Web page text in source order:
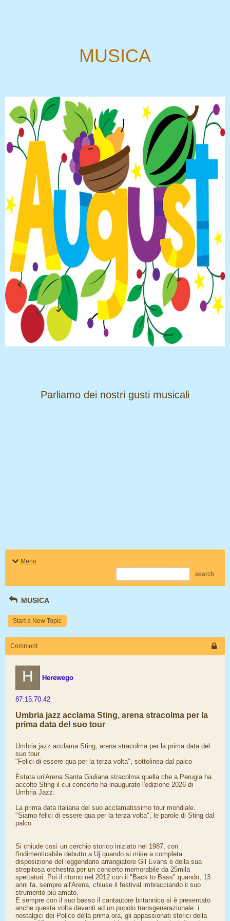
MUSICA
​​​​​​​Parliamo dei nostri gusti musicali
Menu
search
MUSICA
Start a New Topic
Comment
H Herewego
87.15.70.42
Umbria jazz acclama Sting, arena stracolma per la
prima data del suo tour
Umbria jazz acclama Sting, arena stracolma per la prima data del
suo tour
"Felici di essere qua per la terza volta", sottolinea dal palco
Èstata un'Arena Santa Giuliana stracolma quella che a Perugia ha
accolto Sting il cui concerto ha inaugurato l'edizione 2026 di
Umbria Jazz.
La prima data italiana del suo acclamatissimo tour mondiale.
"Siamo felici di essere qua per la terza volta", le parole di Sting dal
palco.
Si chiude così un cerchio storico iniziato nel 1987, con
l'indimenticabile debutto a Uj quando si mise a completa
disposizione del leggendario arrangiatore Gil Evans e della sua
strepitosa orchestra per un concerto memorabile da 25mila
spettatori. Poi il ritorno nel 2012 con il "Back to Bass" quando, 13
anni fa, sempre all'Arena, chiuse il festival imbracciando il suo
strumento più amato.
E sempre con il suo basso il cantautore britannico si è presentato
anche questa volta davanti ad un popolo transgenerazionale: i
nostalgici dei Police della prima ora, gli appassionati storici della